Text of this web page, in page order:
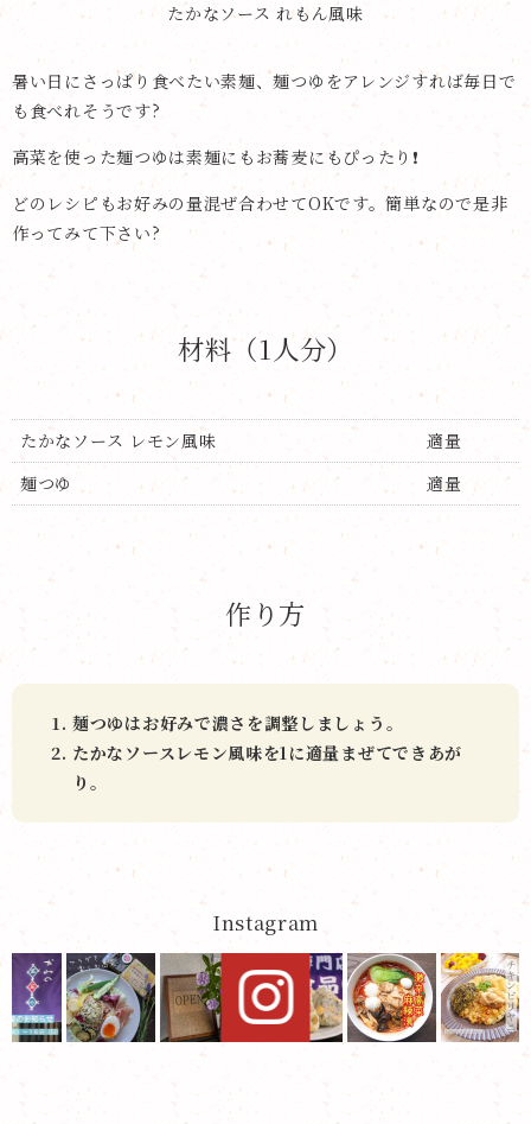
たかなソース れもん風味
暑い日にさっぱり食べたい素麺、麺つゆをアレンジすれば毎日で
も食べれそうです?
高菜を使った麺つゆは素麺にもお蕎麦にもぴったり❗️
どのレシピもお好みの量混ぜ合わせてOKです。簡単なので是非
作ってみて下さい?
材料（1人分）
たかなソース レモン風味
適量
麺つゆ
適量
作り方
麺つゆはお好みで濃さを調整しましょう。
たかなソースレモン風味を1に適量まぜてできあが
り。
Instagram